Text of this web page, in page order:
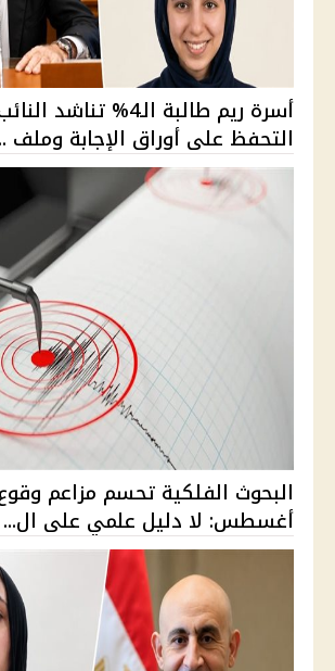
أسرة ريم طالبة الـ4%
التحفظ على أوراق الإجابة وملف
أغسطس: لا دليل علمي على ال...